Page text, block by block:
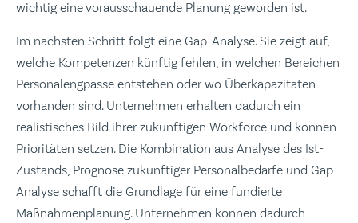
wichtig eine vorausschauende Planung geworden ist.
Im nächsten Schritt folgt eine Gap-Analyse. Sie zeigt auf,
welche Kompetenzen künftig fehlen, in welchen Bereichen
Personalengpässe entstehen oder wo Überkapazitäten
vorhanden sind. Unternehmen erhalten dadurch ein
realistisches Bild ihrer zukünftigen Workforce und können
Prioritäten setzen. Die Kombination aus Analyse des Ist-
Zustands, Prognose zukünftiger Personalbedarfe und Gap-
Analyse schafft die Grundlage für eine fundierte
Maßnahmenplanung. Unternehmen können dadurch